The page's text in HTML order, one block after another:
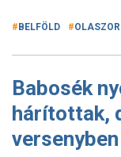
BELFÖLD
Babosék
hárítottak,